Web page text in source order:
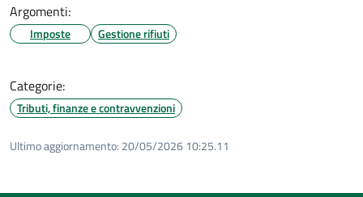
Argomenti:
Imposte Gestione rifiuti
Categorie:
Tributi, finanze e contravvenzioni
Ultimo aggiornamento: 20/05/2026 10:25.11